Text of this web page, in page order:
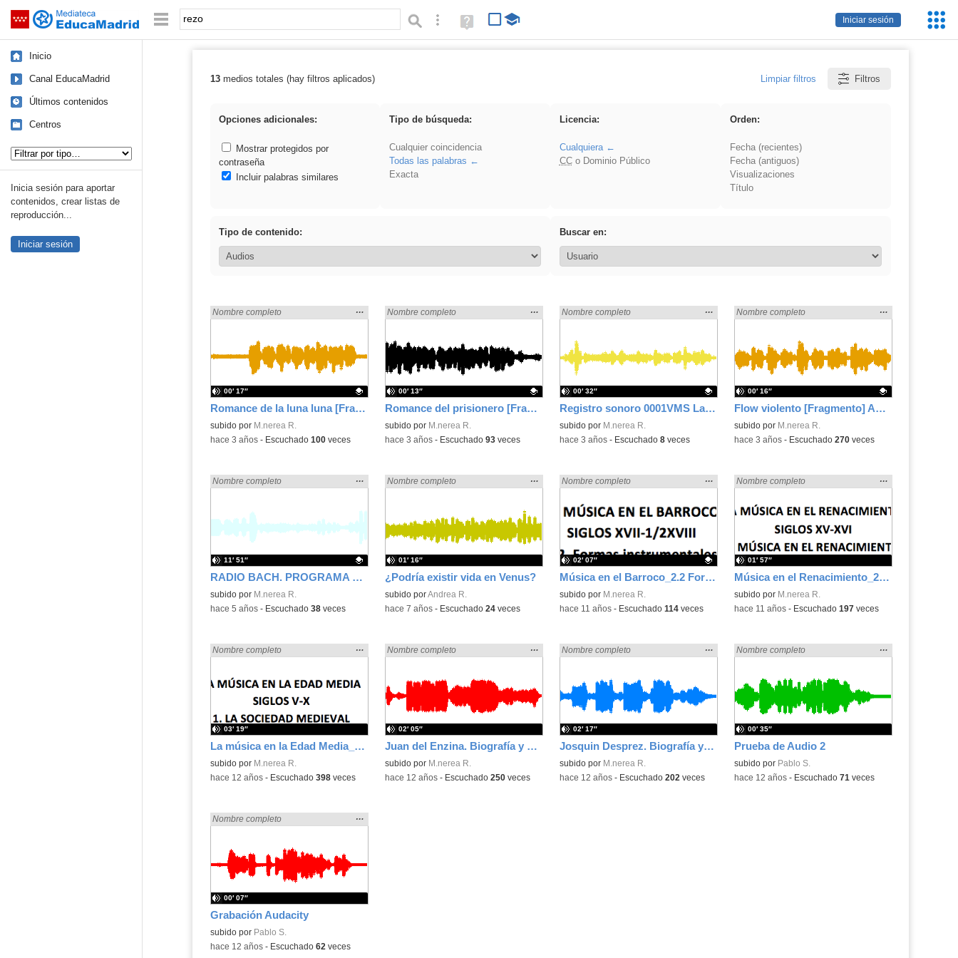
Saltar navegación
Iniciar sesión
Palabra o frase: Búsqueda avanzada
Ayuda
(en
Inicio
Canal EducaMadrid
Últimos contenidos
Centros
Inicia sesión para aportar
contenidos, crear listas de
reproducción...
Iniciar sesión
Resultados de: rezo
13medios totales (hay filtros aplicados) Limpiar filtros Filtros
Opciones adicionales:
Mostrar protegidos por
contraseña
Incluir palabras similares
Tipo de búsqueda:
Cualquier coincidencia
Todas las palabras
Exacta
Licencia:
Cualquiera
CCo Dominio Público
Orden:
Fecha (recientes)
Fecha (antiguos)
Visualizaciones
Título
Tipo de contenido: Buscar en:
Romance de la luna luna [Fragmento] Autor: F. G. Lorca. Recitador: Víctor López (Alumno de 1ºC)
Encontrado «rezo» en:
Nombre completo
Mostrar
la
búsqueda
…
Contenido educativo.
subido por M.nerea R.
00′ 17″
-hace 3 años- Escuchado 100veces
Romance del prisionero [Fragmento]. Anónimo. Recitadora: Noha El Ghanami (alumna de 1ºC)
Encontrado «rezo» en:
Nombre completo
Mostrar
la
búsqueda
…
Contenido educativo.
subido por M.nerea R.
00′ 13″
-hace 3 años- Escuchado 93veces
Registro sonoro 0001VMS La conga y el tacón
Encontrado «rezo» en:
Nombre completo
Mostrar
la
búsqueda
…
Contenido educativo.
subido por M.nerea R.
00′ 32″
-hace 3 años- Escuchado 8veces
Flow violento [Fragmento] Autor: Flex Recitador: Ivan Chantal 1ºC
Encontrado «rezo» en:
Nombre completo
Mostrar
la
de la
…
Contenido educativo.
subido por M.nerea R.
00′ 16″
-hace 3 años- Escuchado 270veces
RADIO BACH. PROGRAMA 3 LA MÚSICA EN EL BARROCO.
Encontrado «rezo» en:
Nombre completo
Mostrar
la
de la
búsqueda
…
Contenido educativo.
subido por M.nerea R.
11′ 51″
-hace 5 años- Escuchado 38veces
¿Podría existir vida en Venus?
Encontrado «rezo» en:
Nombre completo
Mostrar
la
de la
búsqueda
…
subido porAndrea R.
01′ 16″
-hace 7 años- Escuchado 24veces
Música en el Barroco_2.2 Formas instrumentales
Encontrado «rezo» en:
Nombre completo
Mostrar
la
de la
…
Contenido educativo.
subido por M.nerea R.
02′ 07″
-hace 11 años- Escuchado 114veces
Música en el Renacimiento_2. La música en el Renacimiento
Encontrado «rezo» en:
Nombre completo
Mostrar
la
de la
…
subido por M.nerea R.
01′ 57″
-hace 11 años- Escuchado 197veces
La música en la Edad Media_1. La sociedad medieval
Encontrado «rezo» en:
Nombre completo
Mostrar
la
de la
búsqueda
…
subido por M.nerea R.
03′ 19″
-hace 12 años- Escuchado 398veces
Juan del Enzina. Biografía y audiciones.
Encontrado «rezo» en:
Nombre completo
Mostrar
la
búsqueda
…
subido por M.nerea R.
02′ 05″
-hace 12 años- Escuchado 250veces
Josquin Desprez. Biografía y audiciones.
Encontrado «rezo» en:
Nombre completo
Mostrar
la
búsqueda
…
subido por M.nerea R.
02′ 17″
-hace 12 años- Escuchado 202 veces
Prueba de Audio 2
Encontrado «rezo» en:
Nombre completo
Mostrar
la
búsqueda
…
subido por Pablo S.
00′ 35″
-hace 12 años- Escuchado 71 veces
Grabación Audacity
Encontrado «rezo» en:
Nombre completo
Mostrar
la
búsqueda
…
subido por Pablo S.
00′ 07″
-hace 12 años- Escuchado 62 veces